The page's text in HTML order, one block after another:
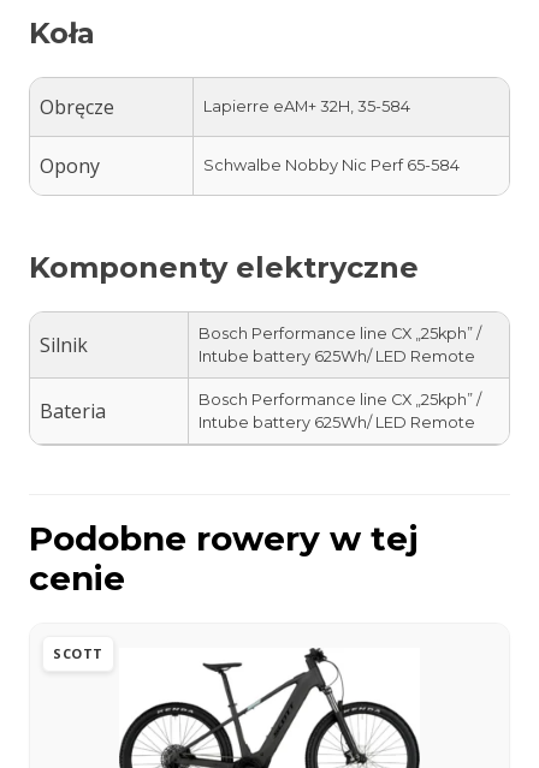
Koła
Obręcze Lapierre eAM+ 32H, 35-584
Opony Schwalbe Nobby Nic Perf 65-584
Komponenty elektryczne
Silnik
Bosch Performance line CX „25kph” /
Intube battery 625Wh/ LED Remote
Bateria
Bosch Performance line CX „25kph” /
Intube battery 625Wh/ LED Remote
Podobne rowery w tej
cenie
SCOTT